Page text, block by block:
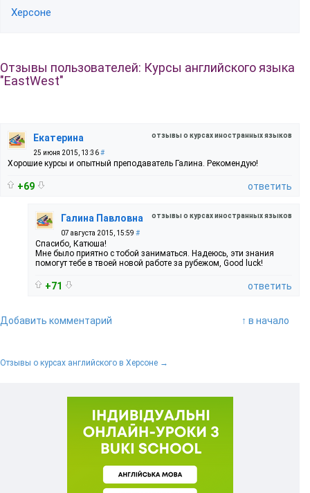
Херсоне
Отзывы пользователей: Курсы английского языка
"EastWest"
отзывы о курсах иностранных языков
Екатерина
25 июня 2015, 13:36#
Хорошие курсы и опытный преподаватель Галина. Рекомендую!
+69 ответить
отзывы о курсах иностранных языков
Галина Павловна
07 августа 2015, 15:59 #
Спасибо, Катюша!
Мне было приятно с тобой заниматься. Надеюсь, эти знания
помогут тебе в твоей новой работе за рубежом, Good luck!
+71 ответить
Добавить комментарий ↑ в начало
Отзывы о курсах английского в Херсоне →